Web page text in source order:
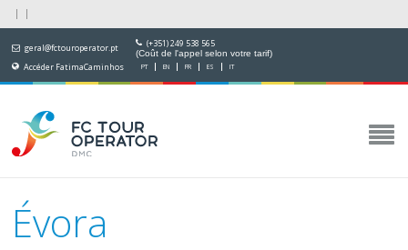
geral@fctouroperator.pt (+351) 249 538 565
(Coût de l'appel selon votre tarif)
Accéder FatimaCaminhos PT EN FR ES IT
Évora